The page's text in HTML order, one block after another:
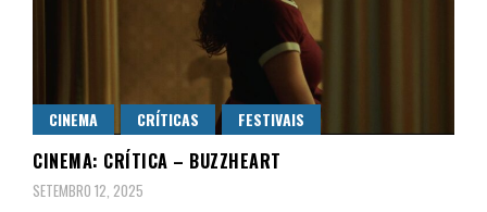
CINEMA CRÍTICAS FESTIVAIS
CINEMA: CRÍTICA – BUZZHEART
SETEMBRO 12, 2025